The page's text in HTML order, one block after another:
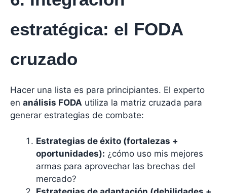
estratégica: el FODA
cruzado
Hacer una lista es para principiantes. El experto
en análisis FODA utiliza la matriz cruzada para
generar estrategias de combate:
Estrategias de éxito (fortalezas +
oportunidades): ¿cómo uso mis mejores
armas para aprovechar las brechas del
mercado?